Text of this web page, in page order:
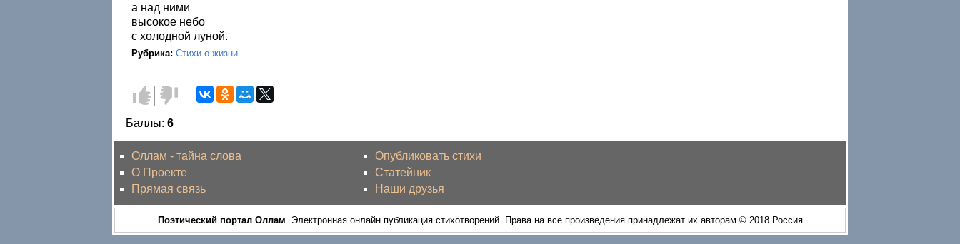
а над ними
высокое небо
с холодной луной.
Рубрика: Стихи о жизни
Голос
за!
Голос
против!
Баллы: 6
Оллам - тайна слова
О Проекте
Прямая связь
Опубликовать стихи
Статейник
Наши друзья
Поэтический портал Оллам . Электронная онлайн публикация стихотворений. Права на все произведения принадлежат их авторам © 2018 Россия